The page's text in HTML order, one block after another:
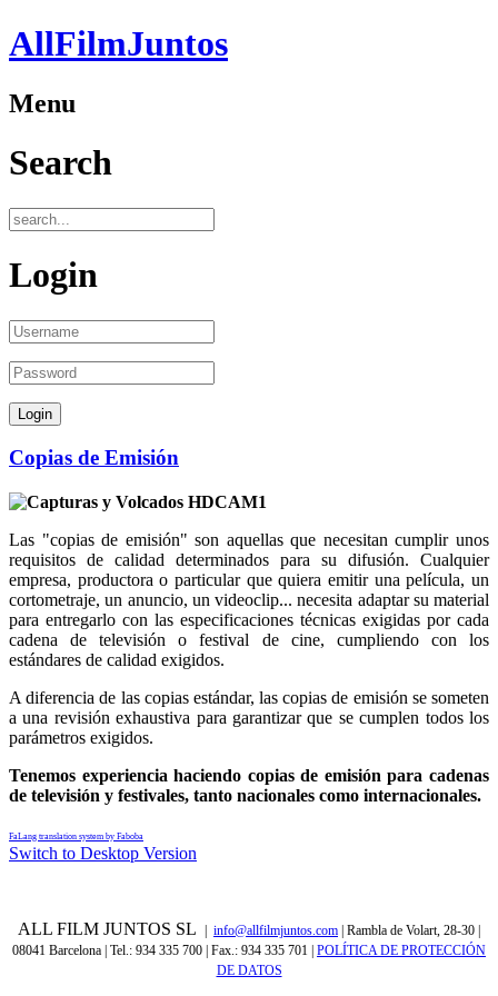
AllFilmJuntos
Menu
Search
Login
Copias de Emisión
Las "copias de emisión" son aquellas que necesitan cumplir unos
requisitos de calidad determinados para su difusión. Cualquier
empresa, productora o particular que quiera emitir una película, un
cortometraje, un anuncio, un videoclip... necesita adaptar su material
para entregarlo con las especificaciones técnicas exigidas por cada
cadena de televisión o festival de cine, cumpliendo con los
estándares de calidad exigidos.
A diferencia de las copias estándar, las copias de emisión se someten
a una revisión exhaustiva para garantizar que se cumplen todos los
parámetros exigidos.
Tenemos experiencia haciendo copias de emisión para cadenas
de televisión y festivales, tanto nacionales como internacionales.
FaLang translation system by Faboba
Switch to Desktop Version
ALL FILM JUNTOS SL info@allfilmjuntos.com | Rambla de Volart, 28-30 |
08041 Barcelona | Tel.: 934 335 700 | Fax.: 934 335 701 POLÍTICA DE PROTECCIÓN
DE DATOS